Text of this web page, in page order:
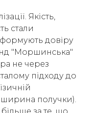
Якість,
стали
довіру
"Моршинська"
не через
підходу до
ширина получки).